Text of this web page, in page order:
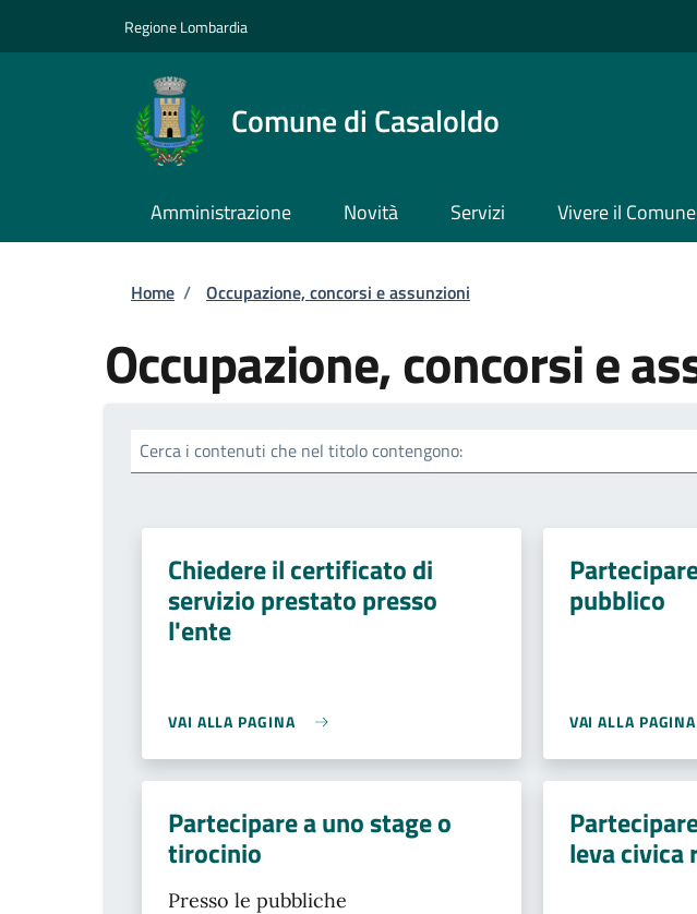
Regione Lombardia
Comune di Casaloldo
Amministrazione Novità Servizi Vivere il Comune
Briciole di pane
Home / Occupazione, concorsi e assunzioni
Occupazione, concorsi e
Cerca i contenuti che nel titolo contengono:
Chiedere il certificato di
servizio prestato presso
l'ente
VAI ALLA PAGINA
pubblico
VAI ALLA PAGINA
Partecipare a uno stage o
tirocinio
Presso le pubbliche
leva civica